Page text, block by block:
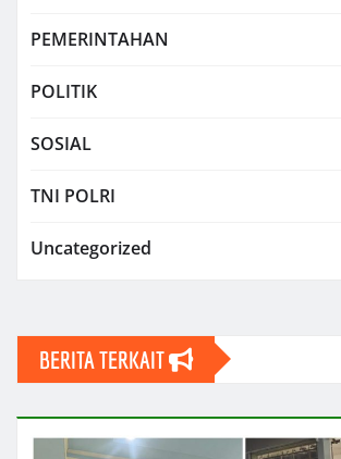
PEMERINTAHAN
POLITIK
SOSIAL
TNI POLRI
Uncategorized
BERITA TERKAIT